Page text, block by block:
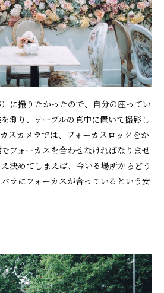
に撮りたかったので、自分の座ってい
測り、テーブルの真中に置いて撮影し
スカメラでは、フォーカスロックをか
フォーカスを合わせなければなりませ
決めてしまえば、今いる場所からどう
ラにフォーカスが合っているという安